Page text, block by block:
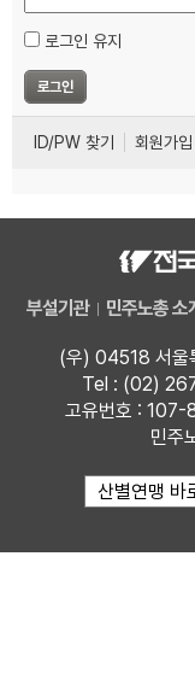
로그인 유지
ID/PW 찾기 회원가입
부설기관 민주노총 소
(우) 04518 서울
Tel : (02)
고유번호 :
민주
업무